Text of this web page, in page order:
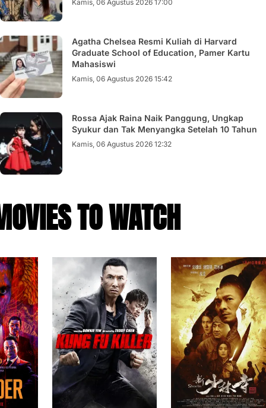
Kamis, 06 Agustus 2026 17:00
Agatha Chelsea Resmi Kuliah di Harvard
Graduate School of Education, Pamer Kartu
Mahasiswi
Kamis, 06 Agustus 2026 15:42
Rossa Ajak Raina Naik Panggung, Ungkap
Syukur dan Tak Menyangka Setelah 10 Tahun
Kamis, 06 Agustus 2026 12:32
TO WATCH